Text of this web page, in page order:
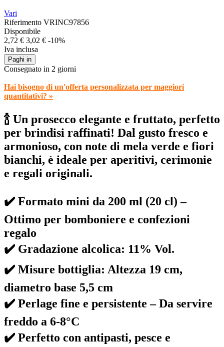
Vari
Riferimento VRINC97856
Disponibile
2,72 € 3,02 € -10%
Iva inclusa
Paghi in
Consegnato in 2 giorni
Hai bisogno di un'offerta personalizzata per maggiori
quantitativi? »
🍾 Un prosecco elegante e fruttato, perfetto
per brindisi raffinati! Dal gusto fresco e
armonioso, con note di mela verde e fiori
bianchi, è ideale per aperitivi, cerimonie
e regali originali.
✔️ Formato mini da 200 ml (20 cl) –
Ottimo per bomboniere e confezioni
regalo
✔️ Gradazione alcolica: 11% Vol.
✔️ Misure bottiglia: Altezza 19 cm,
diametro base 5,5 cm
✔️ Perlage fine e persistente – Da servire
freddo a 6-8°C
✔️ Perfetto con antipasti, pesce e